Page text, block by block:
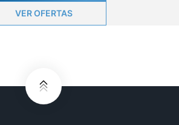
VER OFERTAS